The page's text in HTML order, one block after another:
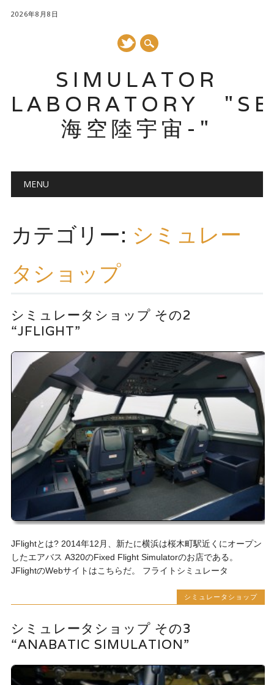
2026年8月8日
SIMULATOR
LABORATORY
海空陸宇宙-"
メインメニュー
ツ
へ
キ
ッ
MENU
カテゴリー: シミュレー
タショップ
シミュレータショップ その2
“JFLIGHT”
JFlightとは? 2014年12月、新たに横浜は桜木町駅近くにオープン
したエアバス A320のFixed Flight Simulatorのお店である。
JFlightのWebサイトはこちらだ。 フライトシミュレータ
シミュレータショップ
シミュレータショップ その3
“ANABATIC SIMULATION”